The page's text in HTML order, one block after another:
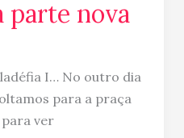
parte nova
I… No outro dia
para a praça
ver